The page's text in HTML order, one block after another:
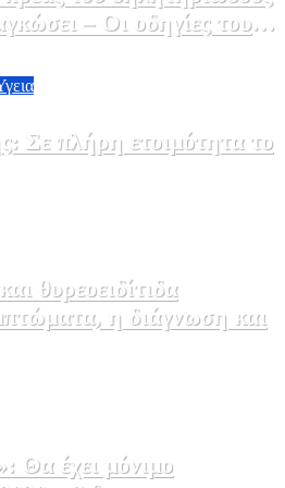
– Οι οδηγίες του
Σε πλήρη ετοιμότητα το
θυρεοειδίτιδα
η διάγνωση και
έχει μόνιμο